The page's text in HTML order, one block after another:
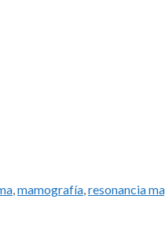
,mamografía,resonancia